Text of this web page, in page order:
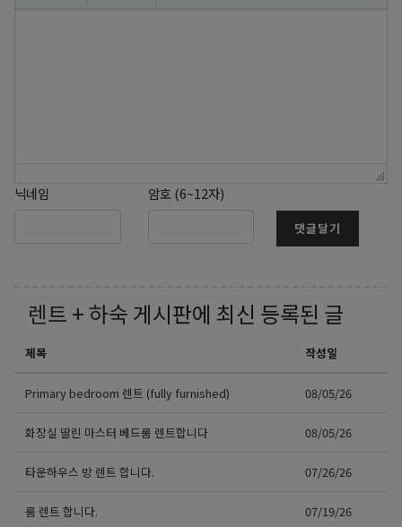
닉네임 암호 (6~12자)
댓글달기
렌트 + 하숙 게시판에 최신 등록된 글
제목 작성일
Primary bedroom 렌트 (fully furnished) 08/05/26
화장실 딸린 마스터 베드룸 렌트합니다 08/05/26
타운하우스 방 렌트 합니다. 07/26/26
룸 렌트 합니다. 07/19/26